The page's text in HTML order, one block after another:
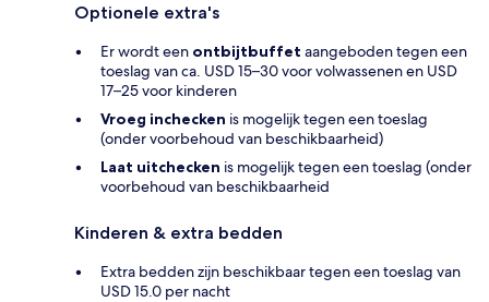
Optionele extra's
Er wordt een ontbijtbuffet aangeboden tegen een
toeslag van ca. USD 15–30 voor volwassenen en USD
17–25 voor kinderen
Vroeg inchecken is mogelijk tegen een toeslag
(onder voorbehoud van beschikbaarheid)
Laat uitchecken is mogelijk tegen een toeslag (onder
voorbehoud van beschikbaarheid
Kinderen & extra bedden
Extra bedden zijn beschikbaar tegen een toeslag van
USD 15.0 per nacht